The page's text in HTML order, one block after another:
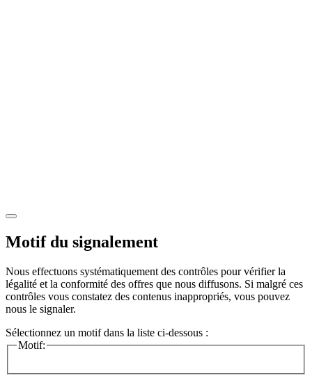
Motif du signalement
Nous effectuons systématiquement des contrôles pour vérifier la
légalité et la conformité des offres que nous diffusons. Si malgré ces
contrôles vous constatez des contenus inappropriés, vous pouvez
nous le signaler.
Sélectionnez un motif dans la liste ci-dessous :
Motif: